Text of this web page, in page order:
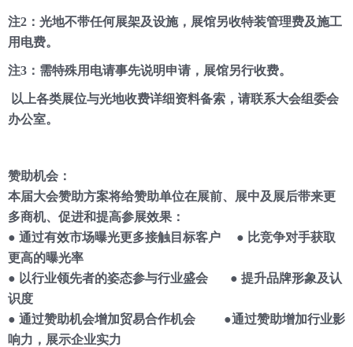
注2：光地不带任何展架及设施，展馆另收特装管理费及施工
用电费。
注3：需特殊用电请事先说明申请，展馆另行收费。
以上各类展位与光地收费详细资料备索，请联系大会组委会
办公室。
赞助机会：
本届大会赞助方案将给赞助单位在展前、展中及展后带来更
多商机、促进和提高参展效果：
● 通过有效市场曝光更多接触目标客户 ● 比竞争对手获取
更高的曝光率
● 以行业领先者的姿态参与行业盛会 ● 提升品牌形象及认
识度
● 通过赞助机会增加贸易合作机会 ●通过赞助增加行业影
响力，展示企业实力